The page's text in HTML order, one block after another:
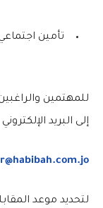
تأمين
للمهتمين
إلى البريد الإلكتروني
لتحديد موعد